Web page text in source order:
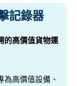
記錄器
的高價值貨物運
為高價值設備、